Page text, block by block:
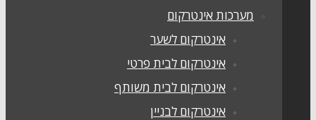
מערכות אינטרקום
אינטרקום לשער
אינטרקום לבית פרטי
אינטרקום לבית משותף
אינטרקום לבניין